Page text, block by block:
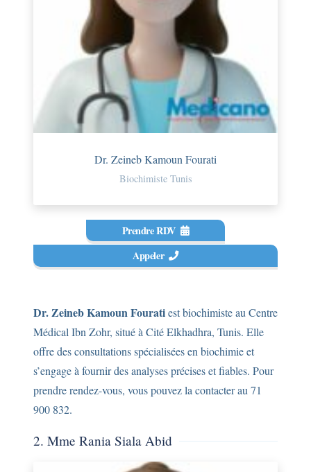
Dr. Zeineb Kamoun Fourati
Biochimiste Tunis
Prendre RDV
Appeler
Dr. Zeineb Kamoun Fouratiest biochimiste au Centre
Médical Ibn Zohr, situé à Cité Elkhadhra, Tunis. Elle
offre des consultations spécialisées en biochimie et
s’engage à fournir des analyses précises et fiables. Pour
prendre rendez-vous, vous pouvez la contacter au 71
900 832.
2. Mme Rania Siala Abid